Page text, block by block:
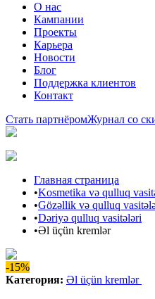
О нас
Кампании
Проекты
Карьера
Новости
Блог
Поддержка клиентов
Контакт
Стать партнёромЖурнал со
Главная страница
•Kosmetika və qulluq
•Gözəllik və qulluq
•Dəriyə qulluq vasitələri
•Əl üçün kremlər
-15%
Категория: Əl üçün kremlər